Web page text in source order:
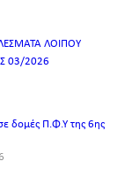
ΛΟΙΠΟΥ
03/2026
δομές Π.Φ.Υ της 6ης